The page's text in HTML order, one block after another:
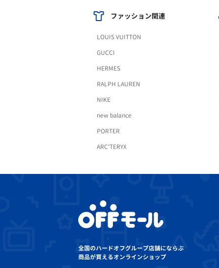
ファッション関連
LOUIS VUITTON
GUCCI
HERMES
RALPH LAUREN
NIKE
new balance
PORTER
ARC'TERYX
全国のハードオフグループ店舗にならぶ
商品が買えるオンラインショップ